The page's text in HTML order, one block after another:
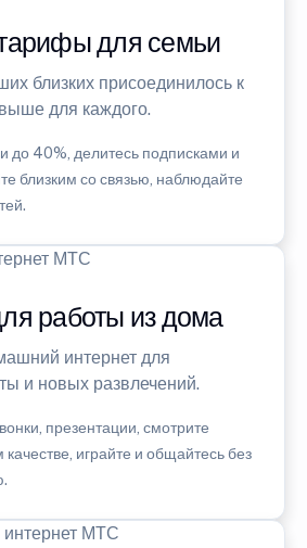
для семьи
близких присоединилось к
для каждого.
до 40%, делитесь подписками и
близким со связью, наблюдайте
работы из дома
интернет для
и новых развлечений.
презентации, смотрите
играйте и общайтесь без